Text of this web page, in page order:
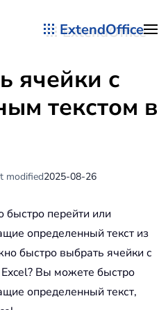
ExtendOffice
ячейки с
текстом в
modified2025-08-26
перейти или
определенный текст из
быстро выбрать ячейки с
Вы можете быстро
определенный текст,